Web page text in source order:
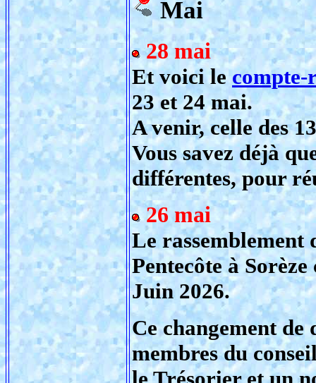
Mai
28 mai
Et voici lecompte-
23 et 24 mai.
A venir, celle des
Vous savez déjà
différentes, pour
26 mai
Le rassemblement
Pentecôte à
Juin 2026.
Ce changement de
membres du